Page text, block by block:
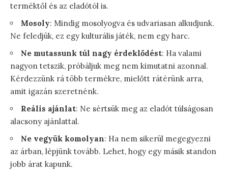
terméktől és az eladótól is.
Mosoly: Mindig mosolyogva és udvariasan alkudjunk.
Ne feledjük, ez egy kulturális játék, nem egy harc.
Ne mutassunk túl nagy érdeklődést: Ha valami
nagyon tetszik, próbáljuk meg nem kimutatni azonnal.
Kérdezzünk rá több termékre, mielőtt rátérünk arra,
amit igazán szeretnénk.
Reális ajánlat: Ne sértsük meg az eladót túlságosan
alacsony ajánlattal.
Ne vegyük komolyan: Ha nem sikerül megegyezni
az árban, lépjünk tovább. Lehet, hogy egy másik standon
jobb árat kapunk.